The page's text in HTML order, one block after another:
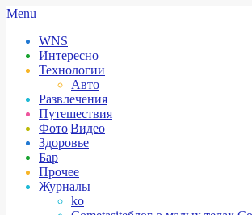
Skip
content
Secondary
Menu
Menu
WNS
Интересно
Технологии
Авто
Развлечения
Путешествия
Фото|Видео
Здоровье
Бар
Прочее
Журналы
ko